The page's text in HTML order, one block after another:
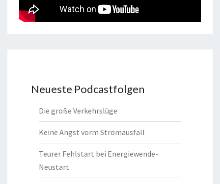
Neueste Podcastfolgen
Die große Verkehrslüge
Keine Angst vorm Stromausfall
Teurer Fehlstart bei Energiewende-
Neustart